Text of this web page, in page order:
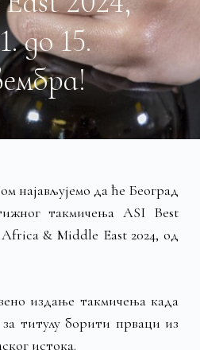
до 15.
најављујемо да ће Београд
такмичења ASI Best
& Middle East 2024, од
издање такмичења када
титулу борити прваци из
истока.